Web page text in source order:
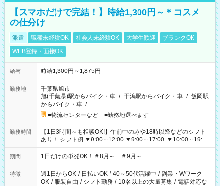
【スマホだけで完結！】時給1,300円～＊コスメ
の仕分け
派遣 職種未経験OK 社会人未経験OK 大学生歓迎
ブランクOK
WEB登録・面接OK
給与 時給1,300円～1,875円
勤務地
千葉県旭市
旭(千葉県)駅からバイク・車 / 干潟駅からバイク・車 / 飯岡駅
からバイク・車 / …
■物流センターなど ■勤務地選べます
勤務時間
【1日3時間～も相談OK!】午前中のみや18時以降などのシフト
あり！ シフト例 ▼9:00～12:00 ▼9:00～17:00 ▼10:00～19:00
▼18:00～21:00
期間 1日だけの単発OK！＃8月～ ＃9月～
特徴 週1日からOK / 日払いOK / 40～50代活躍中 / 副業・Wワーク
OK / 服装自由 / シフト勤務 / 10名以上の大量募集 / 電話対応な